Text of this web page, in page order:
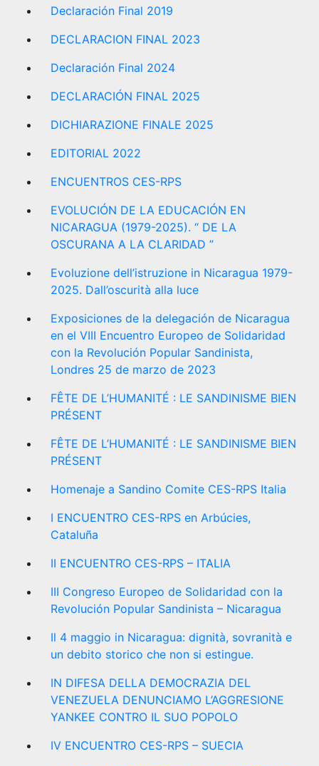
Declaración Final 2019
DECLARACION FINAL 2023
Declaración Final 2024
DECLARACIÓN FINAL 2025
DICHIARAZIONE FINALE 2025
EDITORIAL 2022
ENCUENTROS CES-RPS
EVOLUCIÓN DE LA EDUCACIÓN EN
NICARAGUA (1979-2025). “ DE LA
OSCURANA A LA CLARIDAD ”
Evoluzione dell’istruzione in Nicaragua 1979-
2025. Dall’oscurità alla luce
Exposiciones de la delegación de Nicaragua
en el VIII Encuentro Europeo de Solidaridad
con la Revolución Popular Sandinista,
Londres 25 de marzo de 2023
FÊTE DE L’HUMANITÉ : LE SANDINISME BIEN
PRÉSENT
FÊTE DE L’HUMANITÉ : LE SANDINISME BIEN
PRÉSENT
Homenaje a Sandino Comite CES-RPS Italia
I ENCUENTRO CES-RPS en Arbúcies,
Cataluña
II ENCUENTRO CES-RPS – ITALIA
III Congreso Europeo de Solidaridad con la
Revolución Popular Sandinista – Nicaragua
Il 4 maggio in Nicaragua: dignità, sovranità e
un debito storico che non si estingue.
IN DIFESA DELLA DEMOCRAZIA DEL
VENEZUELA DENUNCIAMO L’AGGRESIONE
YANKEE CONTRO IL SUO POPOLO
IV ENCUENTRO CES-RPS – SUECIA